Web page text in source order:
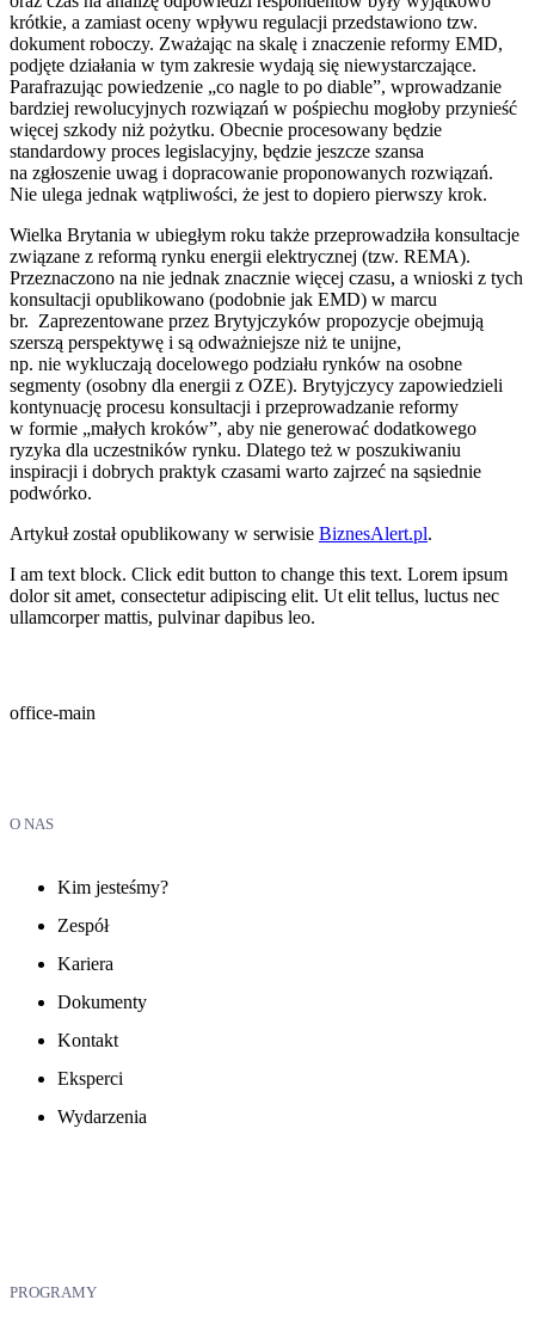
krótkie, a zamiast oceny wpływu regulacji przedstawiono tzw.
dokument roboczy. Zważając na skalę i znaczenie reformy EMD,
podjęte działania w tym zakresie wydają się niewystarczające.
Parafrazując powiedzenie „co nagle to po diable”, wprowadzanie
bardziej rewolucyjnych rozwiązań w pośpiechu mogłoby przynieść
więcej szkody niż pożytku. Obecnie procesowany będzie
standardowy proces legislacyjny, będzie jeszcze szansa
na zgłoszenie uwag i dopracowanie proponowanych rozwiązań.
Nie ulega jednak wątpliwości, że jest to dopiero pierwszy krok.
Wielka Brytania w ubiegłym roku także przeprowadziła konsultacje
związane z reformą rynku energii elektrycznej (tzw. REMA).
Przeznaczono na nie jednak znacznie więcej czasu, a wnioski z tych
konsultacji opublikowano (podobnie jak EMD) w marcu
br. Zaprezentowane przez Brytyjczyków propozycje obejmują
szerszą perspektywę i są odważniejsze niż te unijne,
np. nie wykluczają docelowego podziału rynków na osobne
segmenty (osobny dla energii z OZE). Brytyjczycy zapowiedzieli
kontynuację procesu konsultacji i przeprowadzanie reformy
w formie „małych kroków”, aby nie generować dodatkowego
ryzyka dla uczestników rynku. Dlatego też w poszukiwaniu
inspiracji i dobrych praktyk czasami warto zajrzeć na sąsiednie
podwórko.
Artykuł został opublikowany w serwisie BiznesAlert.pl.
I am text block. Click edit button to change this text. Lorem ipsum
dolor sit amet, consectetur adipiscing elit. Ut elit tellus, luctus nec
ullamcorper mattis, pulvinar dapibus leo.
office-main
O NAS
Kim jesteśmy?
Zespół
Kariera
Dokumenty
Kontakt
Eksperci
Wydarzenia
PROGRAMY